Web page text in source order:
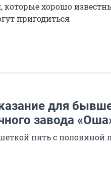
которые хорошо
пригодиться
для
завода
пять с половиной